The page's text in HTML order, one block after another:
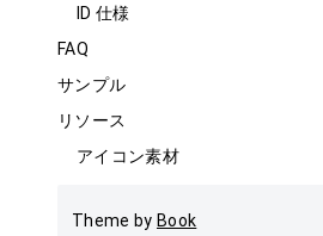
ID 仕様
FAQ
サンプル
リソース
アイコン素材
Theme by Book